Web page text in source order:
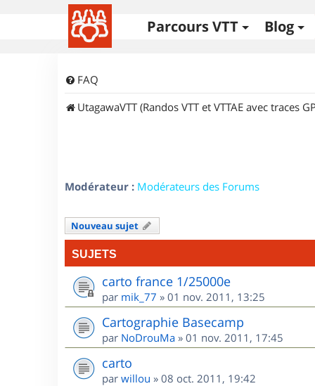
Parcours VTT Blog
FAQ
UtagawaVTT (Randos VTT et VTTAE avec traces
Modérateur : Modérateurs des Forums
Nouveau sujet
SUJETS
carto france 1/25000e
par mik_77 » 01 nov. 2011, 13:25
Cartographie Basecamp
par NoDrouMa » 01 nov. 2011, 17:45
carto
par willou » 08 oct. 2011, 19:42